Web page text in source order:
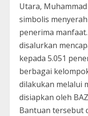
Utara,
simbolis
penerima
disalurkan
kepada 5.051
berbagai
dilakukan melalui
disiapkan oleh
Bantuan tersebut